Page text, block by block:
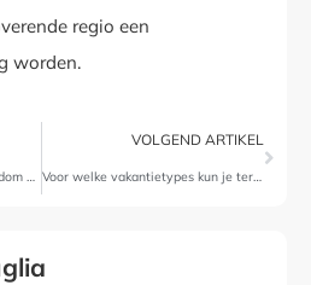
regio een
worden.
Wat is er allemaal te doen rondom Gallipoli?
VOLGEND ARTIKEL
Voor welke vakantietypes kun je terecht in Puglia?